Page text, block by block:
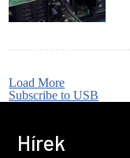
Load More
Subscribe to USB
Hírek